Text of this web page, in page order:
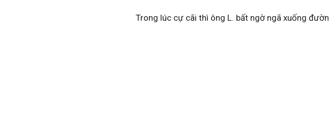
Trong lúc cự cãi thì ông L. bất ngờ ngã xuống